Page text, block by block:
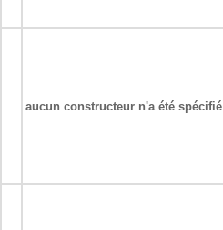
aucun constructeur n'a été spécifié